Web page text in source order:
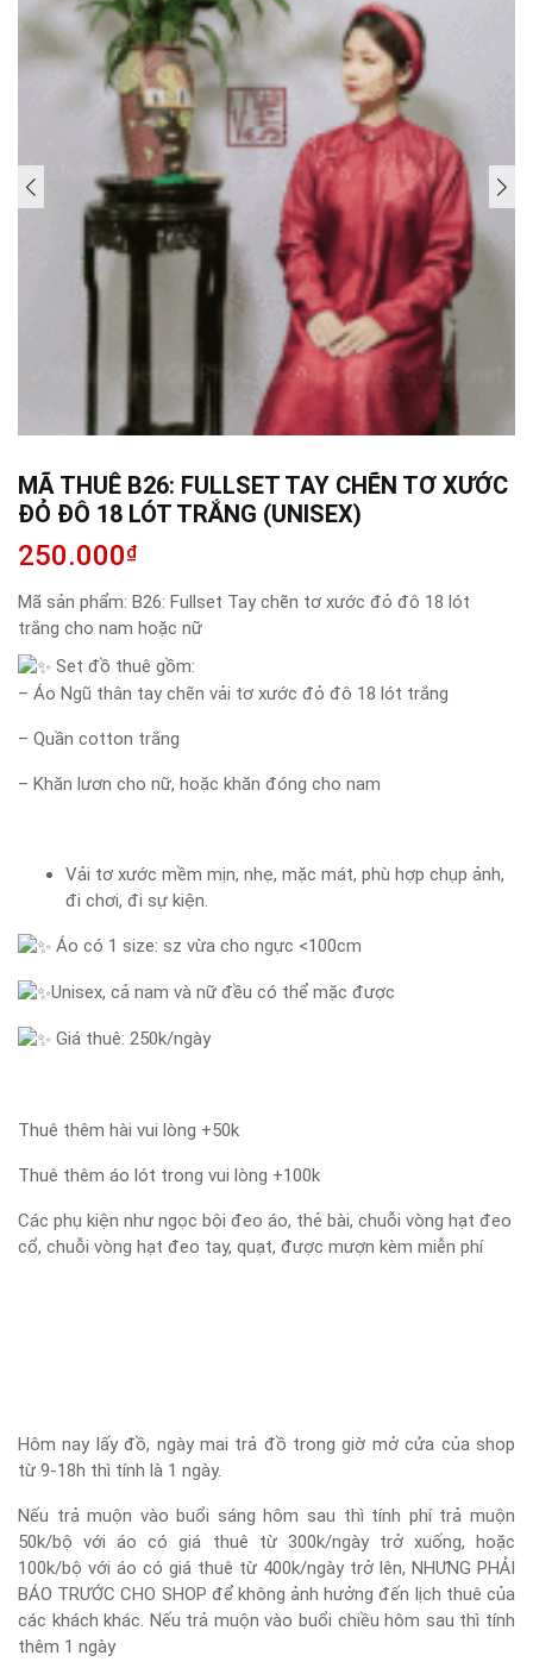
MÃ THUÊ B26: FULLSET TAY CHẼN TƠ XƯỚC
ĐỎ ĐÔ 18 LÓT TRẮNG (UNISEX)
250.000₫
Mã sản phẩm: B26: Fullset Tay chẽn tơ xước đỏ đô 18 lót
trắng cho nam hoặc nữ
Set đồ thuê gồm:
– Áo Ngũ thân tay chẽn vải tơ xước đỏ đô 18 lót trắng
– Quần cotton trắng
– Khăn lươn cho nữ, hoặc khăn đóng cho nam
Vải tơ xước mềm mịn, nhẹ, mặc mát, phù hợp chụp ảnh,
đi chơi, đi sự kiện.
Áo có 1 size: sz vừa cho ngực <100cm
Unisex, cả nam và nữ đều có thể mặc được
Giá thuê: 250k/ngày
Thuê thêm hài vui lòng +50k
Thuê thêm áo lót trong vui lòng +100k
Các phụ kiện như ngọc bội đeo áo, thẻ bài, chuỗi vòng hạt đeo
cổ, chuỗi vòng hạt đeo tay, quạt, được mượn kèm miễn phí
Hôm nay lấy đồ, ngày mai trả đồ trong giờ mở cửa của shop
từ 9-18h thì tính là 1 ngày.
Nếu trả muộn vào buổi sáng hôm sau thì tính phí trả muộn
50k/bộ với áo có giá thuê từ 300k/ngày trở xuống, hoặc
100k/bộ với áo có giá thuê từ 400k/ngày trở lên, NHƯNG PHẢI
BÁO TRƯỚC CHO SHOP để không ảnh hưởng đến lịch thuê của
các khách khác. Nếu trả muộn vào buổi chiều hôm sau thì tính
thêm 1 ngày